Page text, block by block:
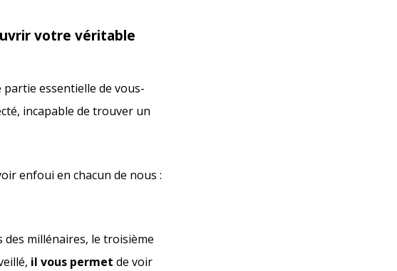
votre véritable
essentielle de vous-
incapable de trouver un
enfoui en chacun de nous :
des millénaires, le troisième
il vous permetde voir